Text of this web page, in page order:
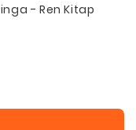
- Ren Kitap